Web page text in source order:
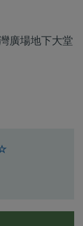
廣場地下大堂